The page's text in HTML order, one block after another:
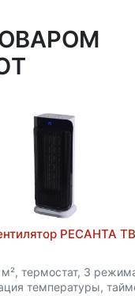
РЕСАНТА
термостат, 3
температуры,